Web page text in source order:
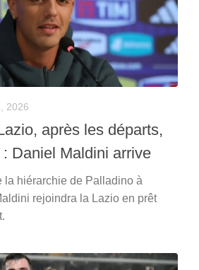
2026
après les départs,
Daniel Maldini arrive
la hiérarchie de Palladino à
rejoindra la Lazio en prêt